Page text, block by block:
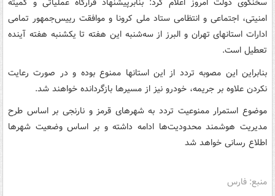
امنیتی، اجتماعی و انتظامی ستاد ملی کرونا و موافقت رییس‌جمهور تمامی
ادارات استانهای تهران و البرز از سه‌شنبه این هفته تا یکشنبه هفته آینده
تعطیل است.
بنابراین این مصوبه تردد از این استانها ممنوع بوده و در صورت رعایت
نکردن علاوه بر جریمه، خودرو نیز از مسیرها بازگردانده خواهند شد.
موضوع استمرار ممنوعیت تردد به شهرهای قرمز و نارنجی بر اساس طرح
مدیریت هوشمند محدودیت‌ها ادامه داشته و بر اساس وضعیت شهرها
اطلاع رسانی خواهد شد
منبع: فارس